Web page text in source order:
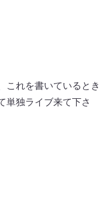
これを書いているとき
単独ライブ来て下さ